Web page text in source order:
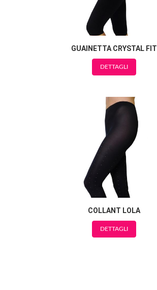
GUAINETTA CRYSTAL FIT
DETTAGLI
COLLANT LOLA
DETTAGLI